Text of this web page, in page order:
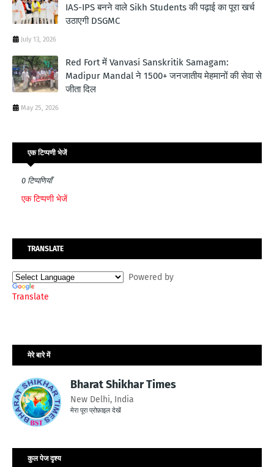
IAS-IPS बनने वाले Sikh Students की पढ़ाई का पूरा खर्च
उठाएगी DSGMC
July 13, 2026
Red Fort में Vanvasi Sanskritik Samagam:
Madipur Mandal ने 1500+ जनजातीय मेहमानों की सेवा से
जीता दिल
May 25, 2026
एक टिप्पणी भेजें
0 टिप्पणियाँ
एक टिप्पणी भेजें
TRANSLATE
Powered by
Translate
मेरे बारे में
Bharat Shikhar Times
New Delhi, India
मेरा पूरा प्रोफ़ाइल देखें
कुल पेज दृश्य